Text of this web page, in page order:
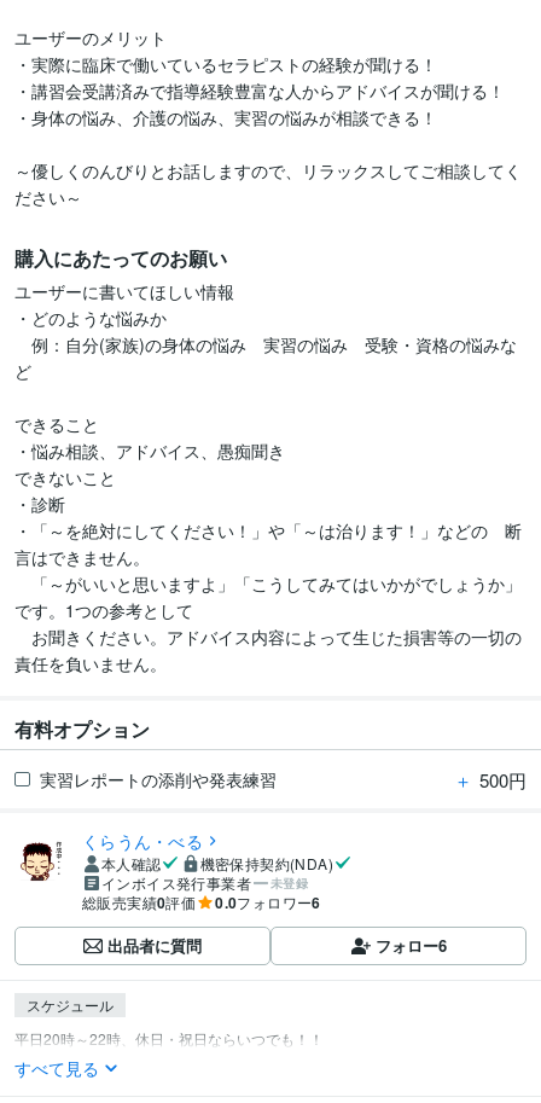
ユーザーのメリット
・実際に臨床で働いているセラピストの経験が聞ける！
・講習会受講済みで指導経験豊富な人からアドバイスが聞ける！
・身体の悩み、介護の悩み、実習の悩みが相談できる！
～優しくのんびりとお話しますので、リラックスしてご相談してく
ださい～
購入にあたってのお願い
ユーザーに書いてほしい情報
・どのような悩みか
例：自分(家族)の身体の悩み　実習の悩み　受験・資格の悩みな
ど
できること
・悩み相談、アドバイス、愚痴聞き
できないこと
・診断
・「～を絶対にしてください！」や「～は治ります！」などの　断
言はできません。
「～がいいと思いますよ」「こうしてみてはいかがでしょうか」
です。1つの参考として
お聞きください。アドバイス内容によって生じた損害等の一切の
責任を負いません。
有料オプション
実習レポートの添削や発表練習 ＋ 500円
くらうん・べる
本人確認
機密保持契約(NDA)
インボイス発行事業者
未登録
総販売実績0評価 0.0フォロワー6
出品者に質問 フォロー6
スケジュール
すべて見る